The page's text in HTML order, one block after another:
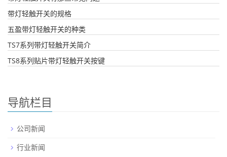
带灯轻触开关的规格
五盈带灯轻触开关的种类
TS7系列带灯轻触开关简介
TS8系列贴片带灯轻触开关按键
导航栏目
公司新闻
行业新闻